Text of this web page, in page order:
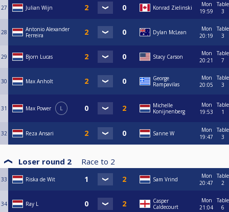
27 Julian Wijn Konrad Zielinski
Mon
19:59
Table
3
28
Antonio Alexander
Ferreira
Dylan McLean
Mon
20:19
Table
3
29 Bjorn Lucas Stacy Carson
Mon
20:21
Table
7
30 Max Anholt
George
Rampavilas
Mon
20:05
Table
3
31 Max Power L
Michelle
Konijnenberg
Mon
19:53
Table
1
32 Reza Ansari Sanne W
Mon
19:47
Table
3
Loser round 2 Race to 2
33 Riska de Wit Sam Vrind
Mon
20:47
Table
2
34 Ray L
Casper
Caldecourt
Mon
21:04
Table
6